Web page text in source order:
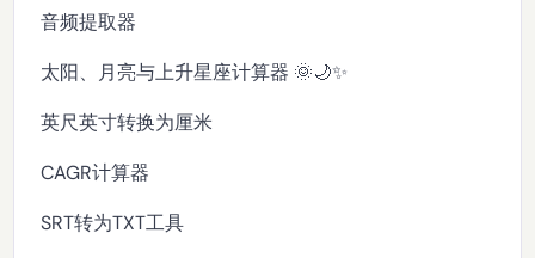
音频提取器
太阳、月亮与上升星座计算器 🌞🌙✨
英尺英寸转换为厘米
CAGR计算器
SRT转为TXT工具